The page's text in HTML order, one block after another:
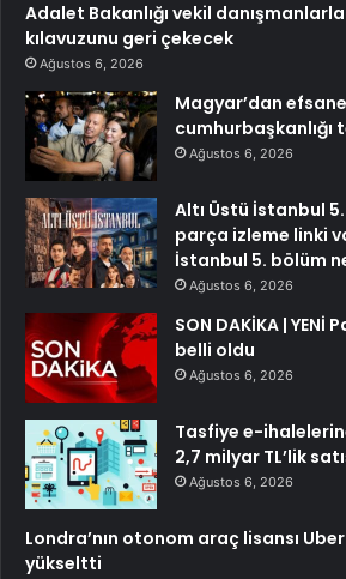
Adalet Bakanlığı vekil
kılavuzunu geri çekecek
Ağustos 6, 2026
Magyar’dan
cumhurbaşkanlığı
Ağustos 6, 2026
Altı Üstü İstanbul
parça izleme linki
İstanbul 5. bölüm
Ağustos 6, 2026
SON DAKİKA | YENİ
belli oldu
Ağustos 6, 2026
Tasfiye e-
2,7 milyar TL’lik
Ağustos 6, 2026
Londra’nın otonom araç lisansı
yükseltti